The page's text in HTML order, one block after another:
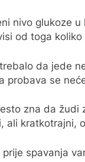
nivo glukoze
od toga
da jede
probava se
zna da
ali kratkotrajni,
spavanja